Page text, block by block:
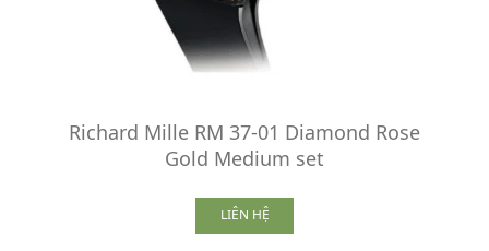
Richard Mille RM 37-01 Diamond Rose
Gold Medium set
LIÊN HỆ